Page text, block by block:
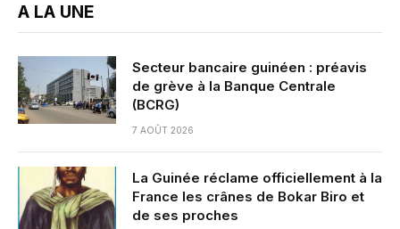
A LA UNE
Secteur bancaire guinéen : préavis
de grève à la Banque Centrale
(BCRG)
7 AOÛT 2026
La Guinée réclame officiellement à la
France les crânes de Bokar Biro et
de ses proches